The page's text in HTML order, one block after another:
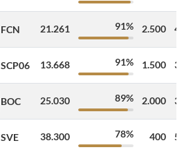
FCN 21.261 91% 2.500 458
SCP06 13.668 91% 1.500 377
BOC 25.030 89% 2.000 376
SVE 38.300 78% 400 515